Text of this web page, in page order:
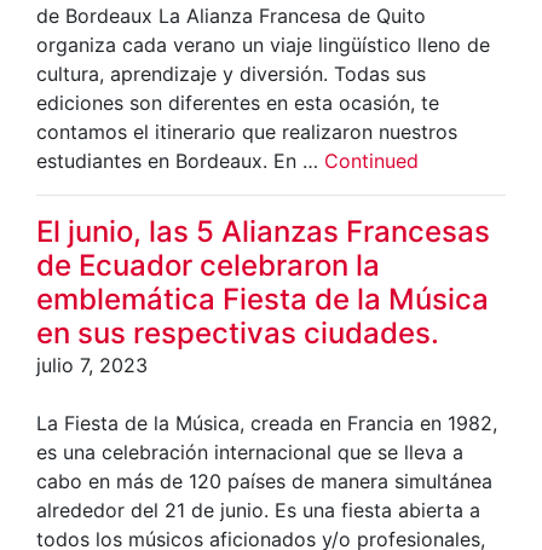
de Bordeaux La Alianza Francesa de Quito
organiza cada verano un viaje lingüístico lleno de
cultura, aprendizaje y diversión. Todas sus
ediciones son diferentes en esta ocasión, te
contamos el itinerario que realizaron nuestros
estudiantes en Bordeaux. En … Continued
El junio, las 5 Alianzas Francesas
de Ecuador celebraron la
emblemática Fiesta de la Música
en sus respectivas ciudades.
julio 7, 2023
La Fiesta de la Música, creada en Francia en 1982,
es una celebración internacional que se lleva a
cabo en más de 120 países de manera simultánea
alrededor del 21 de junio. Es una fiesta abierta a
todos los músicos aficionados y/o profesionales,